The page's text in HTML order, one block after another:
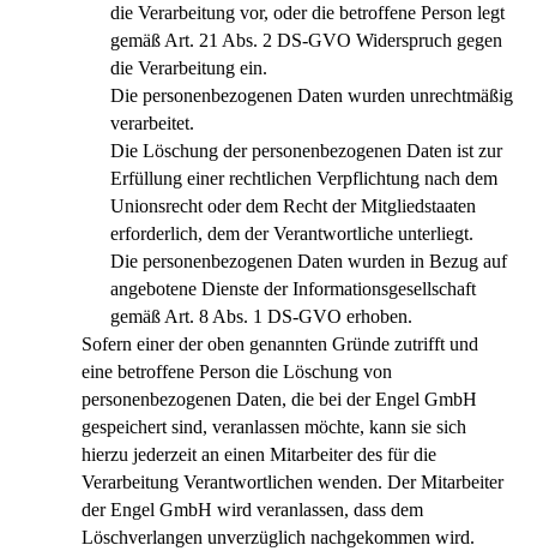
die Verarbeitung vor, oder die betroffene Person legt
gemäß Art. 21 Abs. 2 DS-GVO Widerspruch gegen
die Verarbeitung ein.
Die personenbezogenen Daten wurden unrechtmäßig
verarbeitet.
Die Löschung der personenbezogenen Daten ist zur
Erfüllung einer rechtlichen Verpflichtung nach dem
Unionsrecht oder dem Recht der Mitgliedstaaten
erforderlich, dem der Verantwortliche unterliegt.
Die personenbezogenen Daten wurden in Bezug auf
angebotene Dienste der Informationsgesellschaft
gemäß Art. 8 Abs. 1 DS-GVO erhoben.
Sofern einer der oben genannten Gründe zutrifft und
eine betroffene Person die Löschung von
personenbezogenen Daten, die bei der Engel GmbH
gespeichert sind, veranlassen möchte, kann sie sich
hierzu jederzeit an einen Mitarbeiter des für die
Verarbeitung Verantwortlichen wenden. Der Mitarbeiter
der Engel GmbH wird veranlassen, dass dem
Löschverlangen unverzüglich nachgekommen wird.